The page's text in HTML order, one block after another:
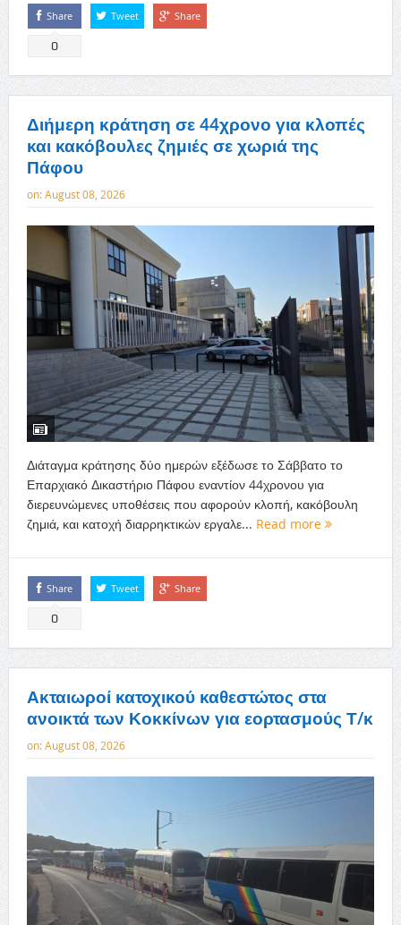
Share
0
Tweet Share
Διήμερη κράτηση σε 44χρονο για κλοπές
και κακόβουλες ζημιές σε χωριά της
Πάφου
on:August 08, 2026
Διάταγμα κράτησης δύο ημερών εξέδωσε το Σάββατο το
Επαρχιακό Δικαστήριο Πάφου εναντίον 44χρονου για
διερευνώμενες υποθέσεις που αφορούν κλοπή, κακόβουλη
ζημιά, και κατοχή διαρρηκτικών εργαλε... Read more
Share
0
Tweet Share
Ακταιωροί κατοχικού καθεστώτος στα
ανοικτά των Κοκκίνων για εορτασμούς Τ/κ
on:August 08, 2026